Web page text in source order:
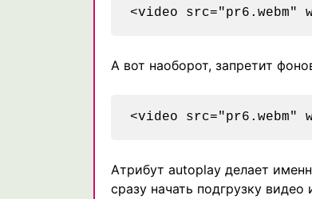
А вот наоборот, запретит
Атрибут autoplay делает
сразу начать подгрузку